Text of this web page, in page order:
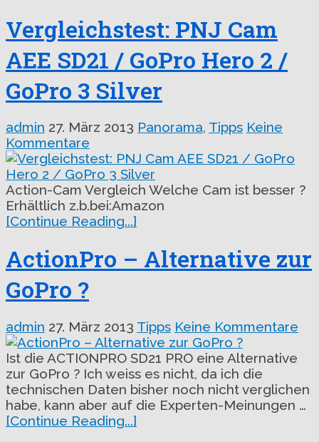
Vergleichstest: PNJ Cam
AEE SD21 / GoPro Hero 2 /
GoPro 3 Silver
admin 27. März 2013 Panorama, Tipps Keine
Kommentare
Action-Cam Vergleich Welche Cam ist besser ?
Erhältlich z.b.bei:Amazon
[Continue Reading...]
ActionPro – Alternative zur
GoPro ?
admin 27. März 2013 Tipps Keine Kommentare
Ist die ACTIONPRO SD21 PRO eine Alternative
zur GoPro ? Ich weiss es nicht, da ich die
technischen Daten bisher noch nicht verglichen
habe, kann aber auf die Experten-Meinungen …
[Continue Reading...]